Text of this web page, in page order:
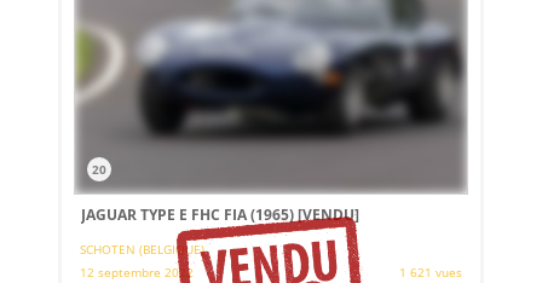
20
JAGUAR TYPE E FHC FIA (1965)[VENDU]
SCHOTEN (BELGIQUE)
12 septembre 2022
1 621 vues